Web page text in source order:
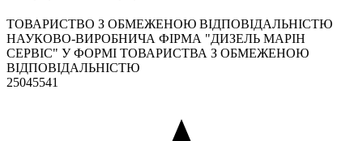
ТОВАРИСТВО З ОБМЕЖЕНОЮ ВІДПОВІДАЛЬНІСТЮ
НАУКОВО-ВИРОБНИЧА ФІРМА "ДИЗЕЛЬ МАРІН
СЕРВІС" У ФОРМІ ТОВАРИСТВА З ОБМЕЖЕНОЮ
ВІДПОВІДАЛЬНІСТЮ
25045541